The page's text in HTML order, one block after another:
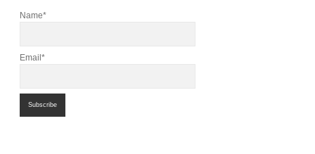
Name*
Email*